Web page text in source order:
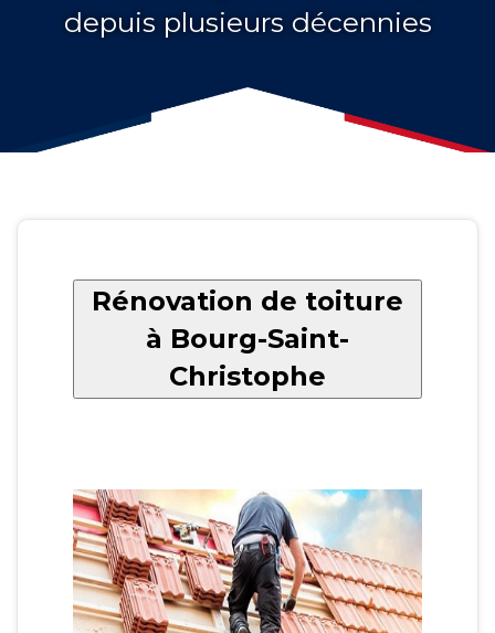
depuis plusieurs décennies
Rénovation de toiture
à Bourg-Saint-
Christophe